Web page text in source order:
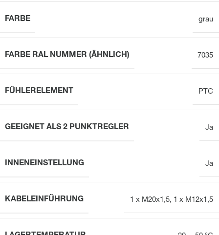
FARBE grau
FARBE RAL NUMMER (ÄHNLICH) 7035
FÜHLERELEMENT PTC
GEEIGNET ALS 2 PUNKTREGLER Ja
INNENEINSTELLUNG Ja
KABELEINFÜHRUNG 1 x M20x1,5, 1 x M12x1,5